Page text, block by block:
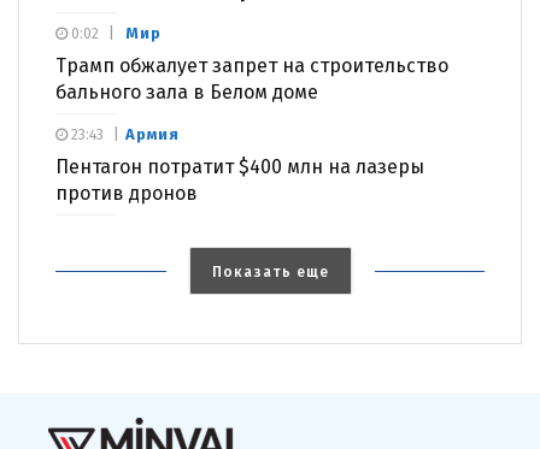
Мир
Трамп обжалует запрет на строительство
бального зала в Белом доме
0:02
Армия
Пентагон потратит $400 млн на лазеры
против дронов
23:43
Показать еще